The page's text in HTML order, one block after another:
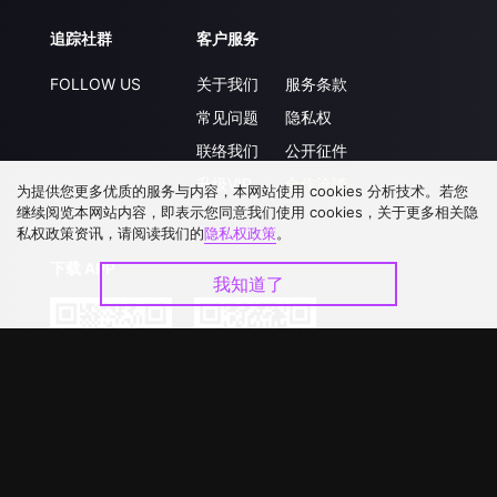
追踪社群
FOLLOW US
客户服务
关于我们
常见问题
联络我们
升级VIP
服务条款
隐私权
公开征件
合作洽談
下载 APP
为提供您更多优质的服务与内容，本网站使用 cookies 分析技术。若您
继续阅览本网站内容，即表示您同意我们使用 cookies，关于更多相关隐
私权政策资讯，请阅读我们的隐私权政策。
我知道了